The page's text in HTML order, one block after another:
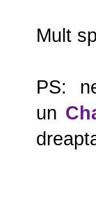
Mult
PS:
un